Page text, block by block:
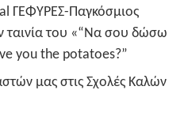
ΓΕΦΥΡΕΣ-Παγκόσμιος
ταινία του «“Να σου δώσω
you the potatoes?”
μας στις Σχολές Καλών